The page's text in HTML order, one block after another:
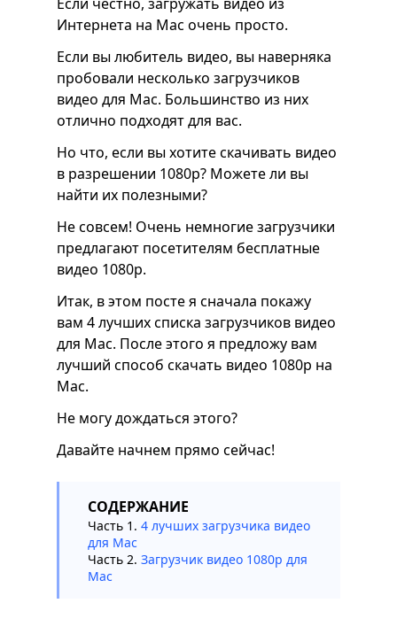
Интернета на Mac очень просто.
Если вы любитель видео, вы наверняка
пробовали несколько загрузчиков
видео для Mac. Большинство из них
отлично подходят для вас.
Но что, если вы хотите скачивать видео
в разрешении 1080p? Можете ли вы
найти их полезными?
Не совсем! Очень немногие загрузчики
предлагают посетителям бесплатные
видео 1080p.
Итак, в этом посте я сначала покажу
вам 4 лучших списка загрузчиков видео
для Mac. После этого я предложу вам
лучший способ скачать видео 1080p на
Mac.
Не могу дождаться этого?
Давайте начнем прямо сейчас!
СОДЕРЖАНИЕ
Часть 1. 4 лучших загрузчика видео
для Mac
Часть 2. Загрузчик видео 1080p для
Mac